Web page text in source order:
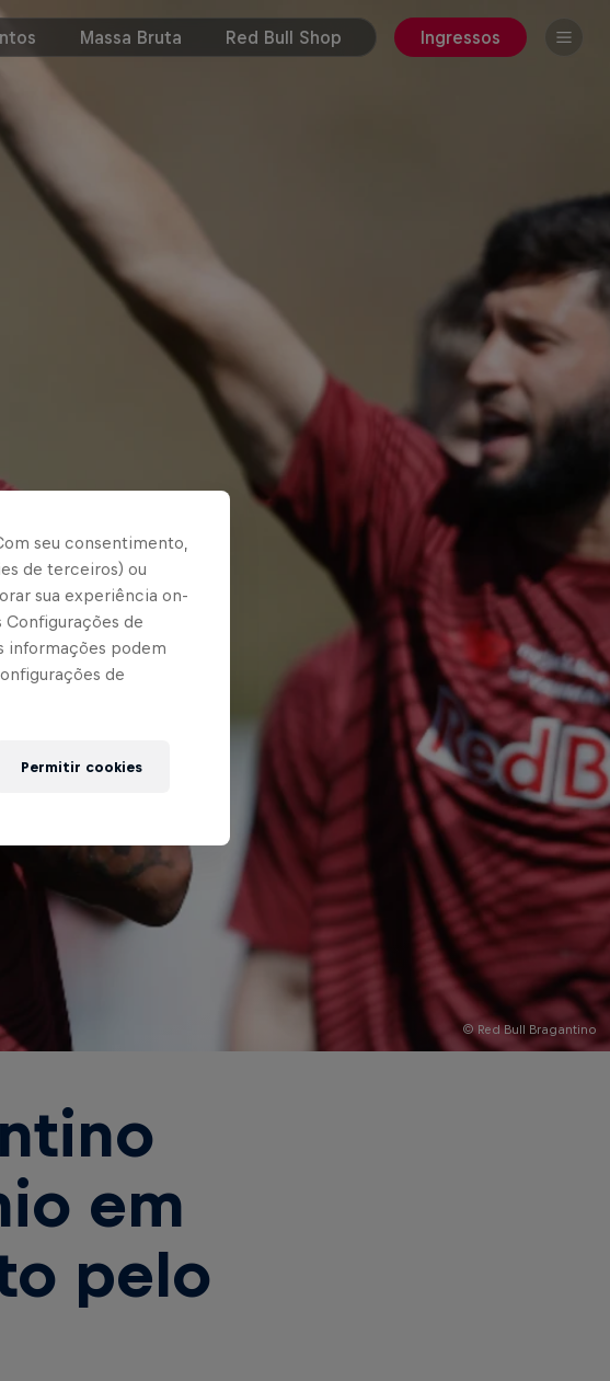
Massa Bruta Red Bull Shop Ingressos
© Red Bull Bragantino
em
pelo
seu consentimento,
de terceiros) ou
sua experiência on-
de
informações podem
de
Permitir cookies